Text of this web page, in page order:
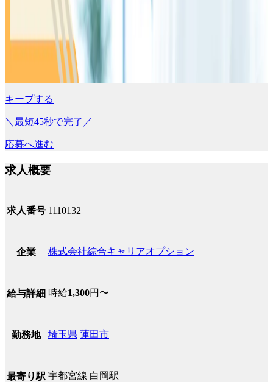
キープする
＼最短45秒で完了／
応募へ進む
求人概要
求人番号 1110132
企業 株式会社綜合キャリアオプション
給与詳細 時給1,300円〜
勤務地 埼玉県 蓮田市
最寄り駅 宇都宮線 白岡駅